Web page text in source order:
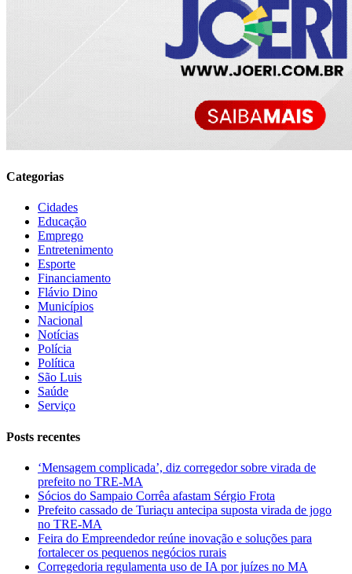
Categorias
Cidades
Educação
Emprego
Entretenimento
Esporte
Financiamento
Flávio Dino
Municípios
Nacional
Notícias
Polícia
Política
São Luis
Saúde
Serviço
Posts recentes
‘Mensagem complicada’, diz corregedor sobre virada de
prefeito no TRE-MA
Sócios do Sampaio Corrêa afastam Sérgio Frota
Prefeito cassado de Turiaçu antecipa suposta virada de jogo
no TRE-MA
Feira do Empreendedor reúne inovação e soluções para
fortalecer os pequenos negócios rurais
Corregedoria regulamenta uso de IA por juízes no MA